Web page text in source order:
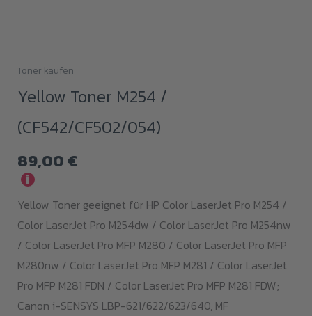
Toner kaufen
Yellow Toner M254 /
(CF542/CF502/054)
89,00 €
i
Yellow Toner geeignet für HP Color LaserJet Pro M254 /
Color LaserJet Pro M254dw / Color LaserJet Pro M254nw
/ Color LaserJet Pro MFP M280 / Color LaserJet Pro MFP
M280nw / Color LaserJet Pro MFP M281 / Color LaserJet
Pro MFP M281 FDN / Color LaserJet Pro MFP M281 FDW;
Canon i-SENSYS LBP-621/622/623/640, MF